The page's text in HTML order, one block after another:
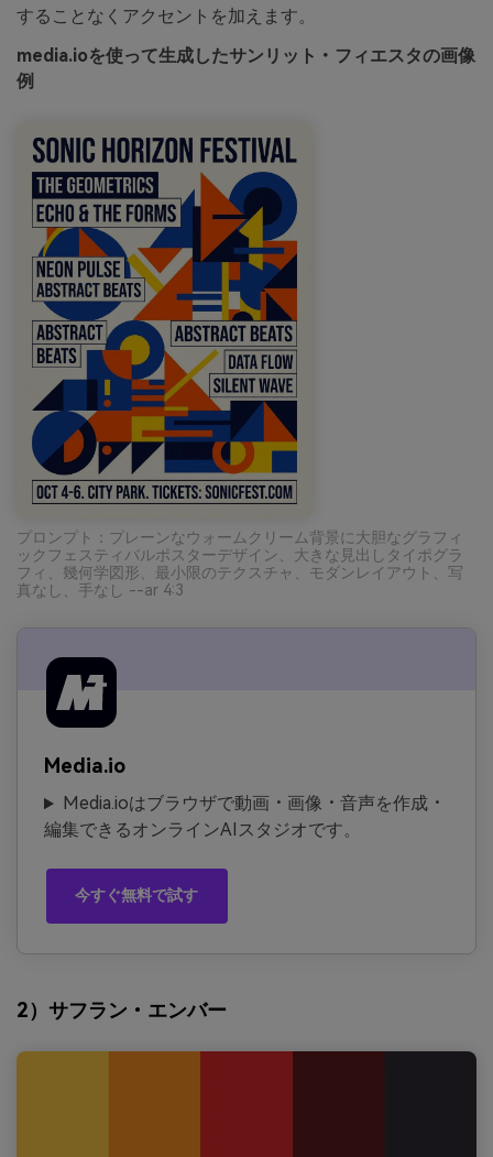
することなくアクセントを加えます。
media.ioを使って生成したサンリット・フィエスタの画像
例
プロンプト：プレーンなウォームクリーム背景に大胆なグラフィ
ックフェスティバルポスターデザイン、大きな見出しタイポグラ
フィ、幾何学図形、最小限のテクスチャ、モダンレイアウト、写
真なし、手なし --ar 4:3
Media.io
Media.ioはブラウザで動画・画像・音声を作成・
編集できるオンラインAIスタジオです。
今すぐ無料で試す
2）サフラン・エンバー